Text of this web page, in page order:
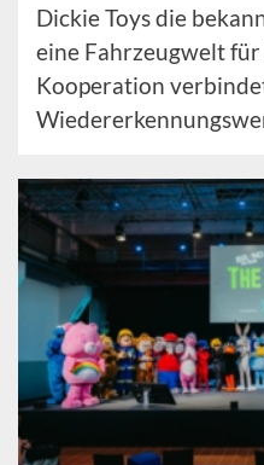
Dickie Toys die
eine Fahrzeugwelt
Kooperation